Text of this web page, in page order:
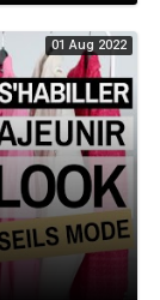
01 Aug 2022